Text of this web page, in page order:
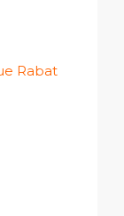
Rabat